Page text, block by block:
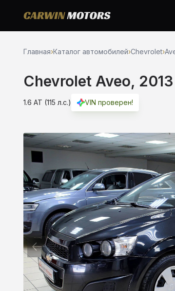
Главная›Каталог автомобилей›Chevrolet›
Chevrolet Aveo, 2013
1.6 AT (115 л.с.) VIN проверен!